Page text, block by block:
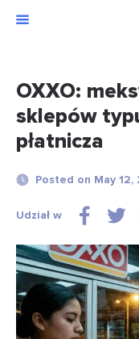
OXXO:
sklepów
płatnicza
Posted on May
Udział w